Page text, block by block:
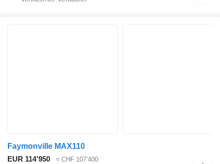
Faymonville MAX110
EUR 114’950
≈ CHF 107’400